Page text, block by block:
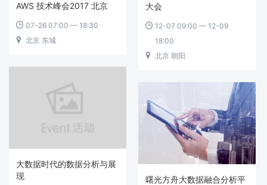
大会
 12-07 09:00 — 12-09
18:00
 北京 朝阳
AWS 技术峰会2017 北京
 07-26 07:00 — 18:30
 北京 东城
大数据时代的数据分析与展
现
曙光方舟大数据融合分析平